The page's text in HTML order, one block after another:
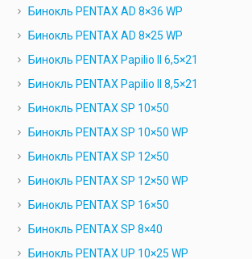
Бинокль PENTAX AD 8×36 WP
Бинокль PENTAX AD 8×25 WP
Бинокль PENTAX Papilio II 6,5×21
Бинокль PENTAX Papilio II 8,5×21
Бинокль PENTAX SP 10×50
Бинокль PENTAX SP 10×50 WP
Бинокль PENTAX SP 12×50
Бинокль PENTAX SP 12×50 WP
Бинокль PENTAX SP 16×50
Бинокль PENTAX SP 8×40
Бинокль PENTAX UP 10×25 WP